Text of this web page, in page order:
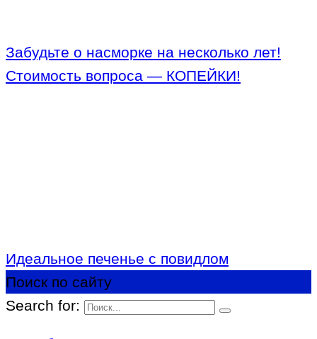
Забудьте о насморке на несколько лет!
Стоимость вопроса — КОПЕЙКИ!
Идеальное печенье с повидлом
Поиск по сайту
Search for: